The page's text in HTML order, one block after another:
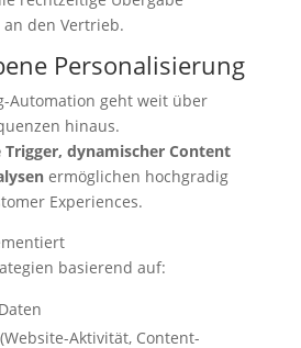
den Vertrieb.
Personalisierung
Automation geht weit über
hinaus.
dynamischer Content
ermöglichen hochgradig
Experiences.
basierend auf:
Aktivität, Content-